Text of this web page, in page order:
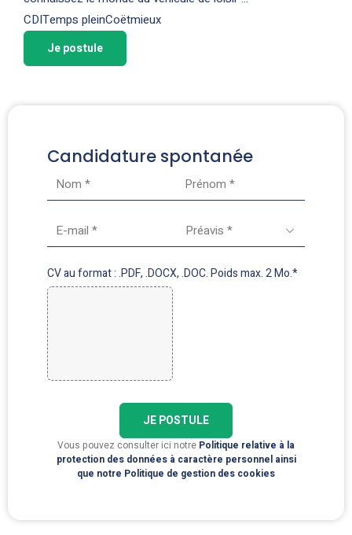
CDITemps pleinCoëtmieux
Je postule
Candidature spontanée
Préavis *
CV au format : .PDF, .DOCX, .DOC. Poids max. 2 Mo.*
Uploader votre CV
JE POSTULE
Vous pouvez consulter ici notre Politique relative à la
protection des données à caractère personnel ainsi
que notre Politique de gestion des cookies